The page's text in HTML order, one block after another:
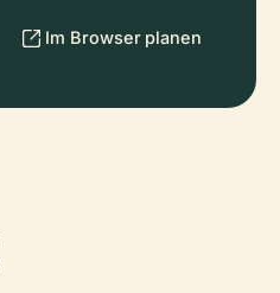
Im Browser planen